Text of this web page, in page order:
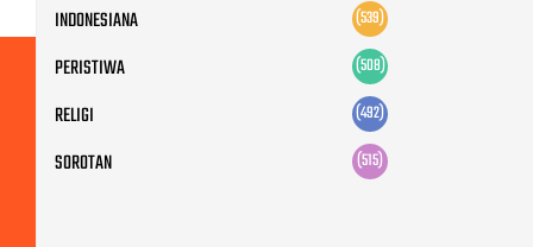
INDONESIANA (539)
PERISTIWA (508)
RELIGI (492)
SOROTAN (515)